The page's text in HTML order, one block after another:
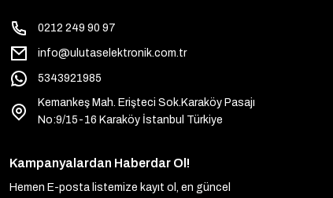
0212 249 90 97
info@ulutaselektronik.com.tr
5343921985
Kemankeş Mah. Erişteci Sok.Karaköy Pasajı
No:9/15-16 Karaköy İstanbul Türkiye
Kampanyalardan Haberdar Ol!
Hemen E-posta listemize kayıt ol, en güncel